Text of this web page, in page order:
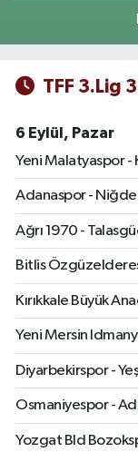
TFF 3.Lig
6 Eylül, Pazar
Yeni Malatyaspor -
Adanaspor -
Ağrı 1970 -
Bitlis
Kırıkkale Büyük
Yeni Mersin
Diyarbekirspor -
Osmaniyespor -
Yozgat Bld